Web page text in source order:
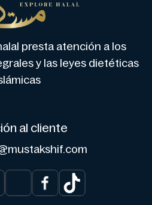
presta atención a los
y las leyes dietéticas
al cliente